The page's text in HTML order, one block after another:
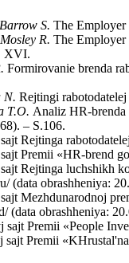
S. The Employer
R. The Employer
XVI.
Formirovanie brenda
N. Rejtingi
T.O. Аnaliz HR-brenda
– S.106.
Rejtinga
Premii «HR-brend
Rejtinga luchshikh
(data obrashheniya:
Mezhdunarodnoj
(data obrashheniya:
sajt Premii «People
sajt Premii